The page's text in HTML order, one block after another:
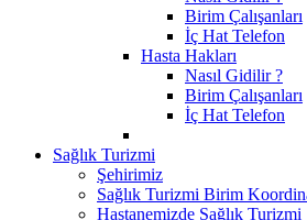
Birim Çalışanları
İç Hat Telefon
Hasta Hakları
Nasıl Gidilir ?
Birim Çalışanları
İç Hat Telefon
Sağlık Turizmi
Şehirimiz
Sağlık Turizmi Birim
Hastanemizde Sağlık Turizmi